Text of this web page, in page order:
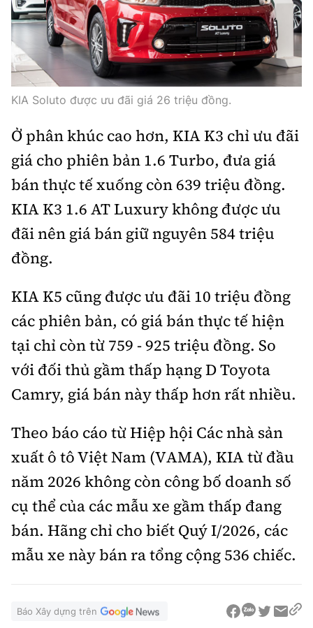
KIA Soluto được ưu đãi giá 26 triệu đồng.
Ở phân khúc cao hơn, KIA K3 chỉ ưu đãi
giá cho phiên bản 1.6 Turbo, đưa giá
bán thực tế xuống còn 639 triệu đồng.
KIA K3 1.6 AT Luxury không được ưu
đãi nên giá bán giữ nguyên 584 triệu
đồng.
KIA K5 cũng được ưu đãi 10 triệu đồng
các phiên bản, có giá bán thực tế hiện
tại chỉ còn từ 759 - 925 triệu đồng. So
với đối thủ gầm thấp hạng D Toyota
Camry, giá bán này thấp hơn rất nhiều.
Theo báo cáo từ Hiệp hội Các nhà sản
xuất ô tô Việt Nam (VAMA), KIA từ đầu
năm 2026 không còn công bố doanh số
cụ thể của các mẫu xe gầm thấp đang
bán. Hãng chỉ cho biết Quý I/2026, các
mẫu xe này bán ra tổng cộng 536 chiếc.
Báo Xây dựng trên